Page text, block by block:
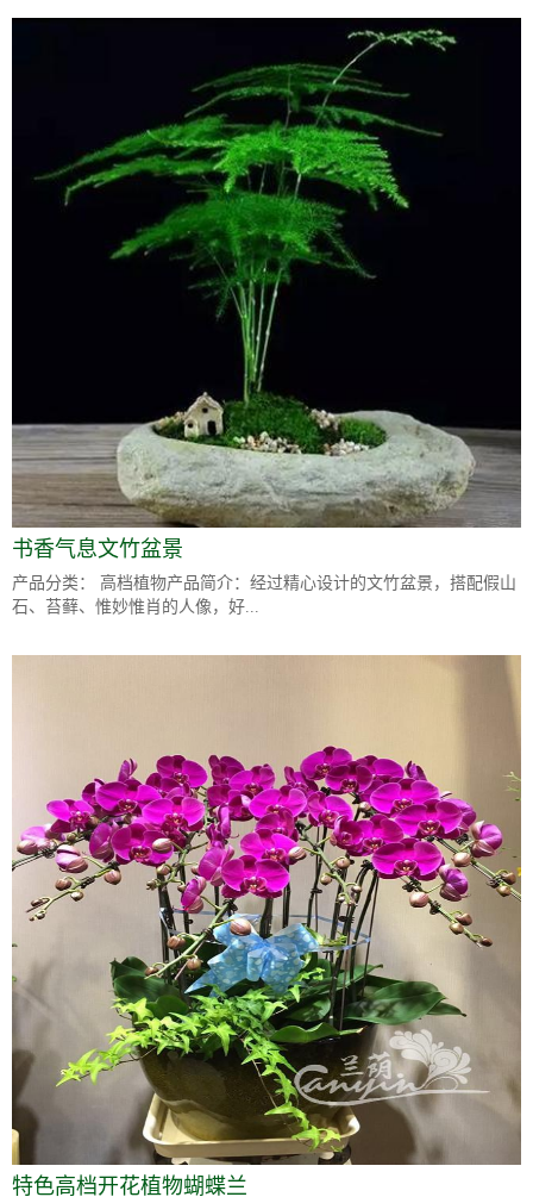
书香气息文竹盆景
产品分类： 高档植物产品简介：经过精心设计的文竹盆景，搭配假山
石、苔藓、惟妙惟肖的人像，好...
特色高档开花植物蝴蝶兰